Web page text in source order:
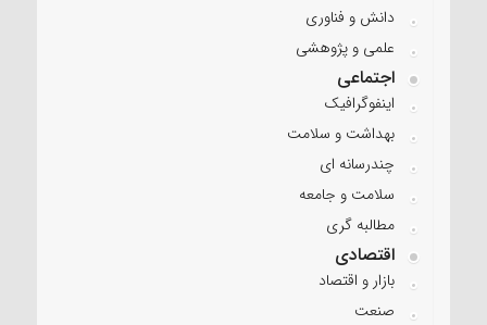
دانش و فناوری
علمی و پژوهشی
اجتماعی
اینفوگرافیک
بهداشت و سلامت
چندرسانه ای
سلامت و جامعه
مطالبه گری
اقتصادی
بازار و اقتصاد
صنعت